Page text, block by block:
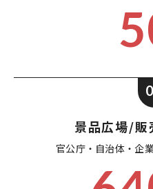
景品広場/販
官公庁・自治体・企